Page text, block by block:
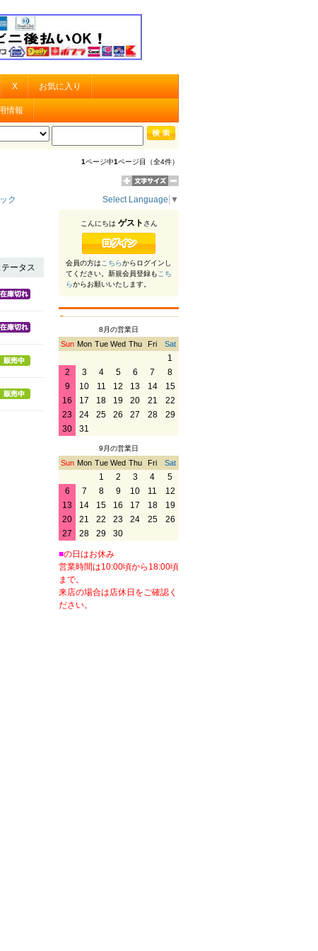
X お気に入り
情報
1ページ中1ページ目（全4件）
ク
テータス
Select Language ▼
こんにちは ゲスト さん
会員の方はこちらからログインし
てください。新規会員登録もこち
らからお願いいたします。
8月の営業日
Sun Mon Tue Wed Thu Fri Sat
1
2
3 4 5 6 7
8
9
10 11 12 13 14
15
16
17 18 19 20 21
22
23
24 25 26 27 28
29
30
31
9月の営業日
Sun Mon Tue Wed Thu Fri Sat
1 2 3 4
5
6
7 8 9 10 11
12
13
14 15 16 17 18
19
20
21 22 23 24 25
26
27
28 29 30
■の日はお休み
営業時間は10:00頃から18:00頃
まで。
来店の場合は店休日をご確認く
ださい。